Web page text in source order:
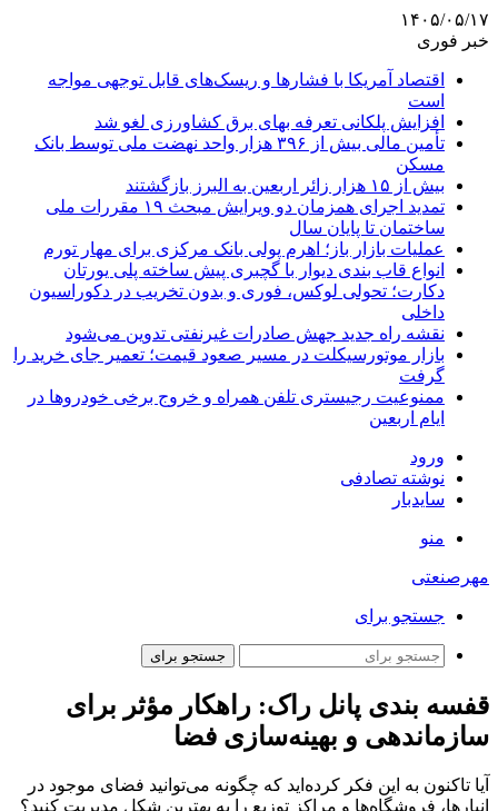
۱۴۰۵/۰۵/۱۷
خبر فوری
اقتصاد آمریکا با فشارها و ریسک‌های قابل توجهی مواجه
است
افزایش پلکانی تعرفه بهای برق کشاورزی لغو شد
تأمین مالی بیش از ۳۹۶ هزار واحد نهضت ملی توسط بانک
مسکن
بیش از ۱۵ هزار زائر اربعین به البرز بازگشتند
تمدید اجرای همزمان دو ویرایش مبحث ۱۹ مقررات ملی
ساختمان تا پایان سال
عملیات بازار باز؛ اهرم پولی بانک مرکزی برای مهار تورم
انواع قاب بندی دیوار با گچبری پیش ساخته پلی یورتان
دکارت؛ تحولی لوکس، فوری و بدون تخریب در دکوراسیون
داخلی
نقشه راه جدید جهش صادرات غیرنفتی تدوین می‌شود
بازار موتورسیکلت در مسیر صعود قیمت؛ تعمیر جای خرید را
گرفت
ممنوعیت رجیستری تلفن همراه و خروج برخی خودروها در
ایام اربعین
ورود
نوشته تصادفی
سایدبار
منو
مهرصنعتی
جستجو برای
جستجو برای
قفسه بندی پانل راک: راهکار مؤثر برای
سازماندهی و بهینه‌سازی فضا
آیا تاکنون به این فکر کرده‌اید که چگونه می‌توانید فضای موجود در
انبارها، فروشگاه‌ها و مراکز توزیع را به بهترین شکل مدیریت کنید؟